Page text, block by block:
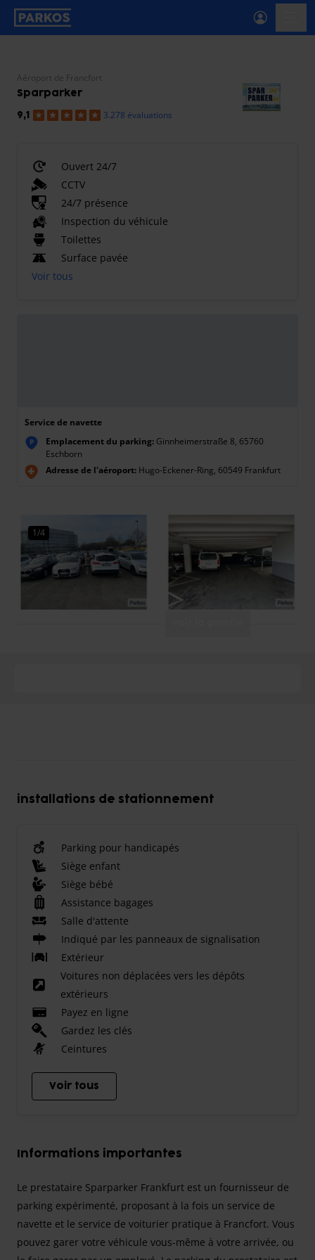
étiquette-de-navigation-principale
Aéroport de Francfort
Sparparker
9,1 3.278 évaluations
Ouvert 24/7
CCTV
24/7 présence
Inspection du véhicule
Toilettes
Surface pavée
Voir tous
Service de navette
P Emplacement du parking: Ginnheimerstraße 8, 65760
Eschborn
Adresse de l'aéroport: Hugo-Eckener-Ring, 60549 Frankfurt
1/4
installations de stationnement
Parking pour handicapés
Siège enfant
Siège bébé
Assistance bagages
Salle d'attente
Indiqué par les panneaux de signalisation
Extérieur
Voitures non déplacées vers les dépôts
extérieurs
Payez en ligne
Gardez les clés
Ceintures
Voir tous
Informations importantes
Le prestataire Sparparker Frankfurt est un fournisseur de
parking expérimenté, proposant à la fois un service de
navette et le service de voiturier pratique à Francfort. Vous
pouvez garer votre véhicule vous-même à votre arrivée, ou